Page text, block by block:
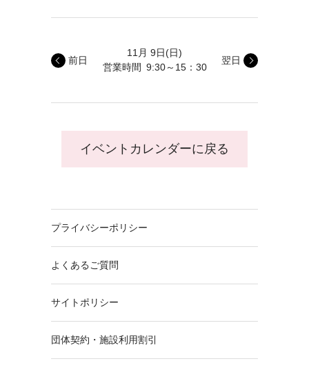
11月 9日(日)
営業時間 9:30～15：30
前日 翌日
イベントカレンダーに戻る
プライバシーポリシー
よくあるご質問
サイトポリシー
団体契約・施設利用割引